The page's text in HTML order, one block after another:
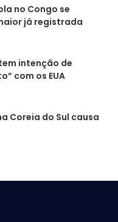
no Congo se
já registrada
intenção de
com os EUA
Coreia do Sul causa